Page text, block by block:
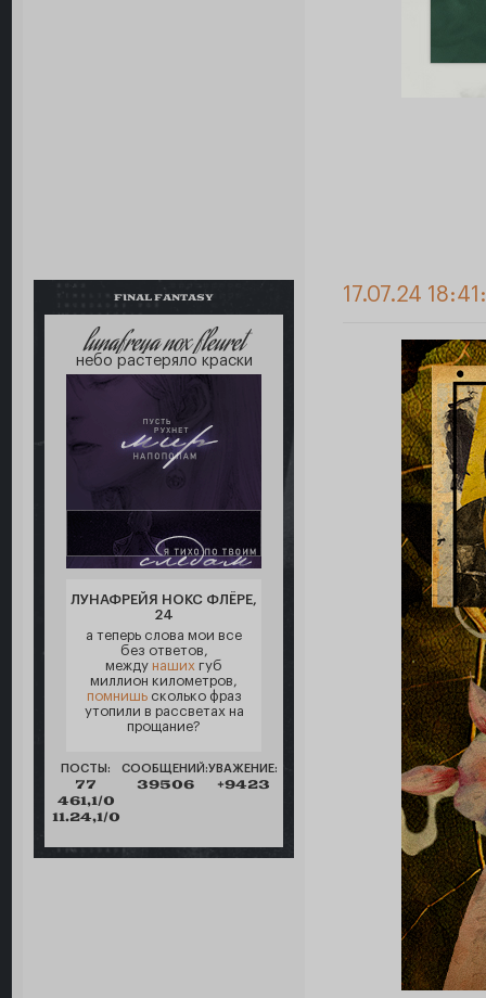
FINAL FANTASY
lunafreya nox fleuret
небо растеряло краски
ЛУНАФРЕЙЯ НОКС ФЛЁРЕ,
24
а теперь слова мои все
без ответов,
между наших губ
миллион километров,
помнишьсколько фраз
утопили в рассветах на
прощание?
ПОСТЫ:
77
461,1/0
11.24,1/0
СООБЩЕНИЙ:
39506
УВАЖЕНИЕ:
+9423
17.07.24